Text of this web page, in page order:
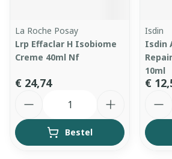
La Roche Posay
Lrp Effaclar H Isobiome
Creme 40ml Nf
€ 24,74
Bestel
Isdin
Isdin
10ml
€